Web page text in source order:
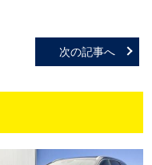
次の記事へ